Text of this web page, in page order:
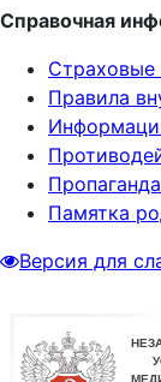
Справочная
Страховые
Правила
Памятка
Версия для